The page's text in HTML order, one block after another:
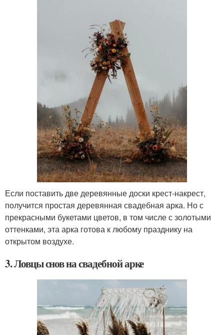
Если поставить две деревянные доски крест-накрест,
получится простая деревянная свадебная арка. Но с
прекрасными букетами цветов, в том числе с золотыми
оттенками, эта арка готова к любому празднику на
открытом воздухе.
3. Ловцы снов на свадебной арке